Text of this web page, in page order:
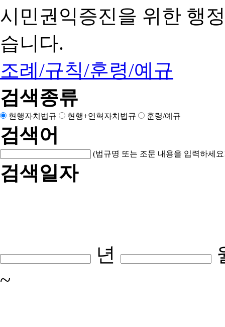
시민권익증진을 위한 행
습니다.
조례/규칙/훈령/예규
검색종류
현행자치법규 현행+연혁자치법규 훈령/예규
검색어
(법규명 또는 조문 내용을 입력하세
검색일자
년
~